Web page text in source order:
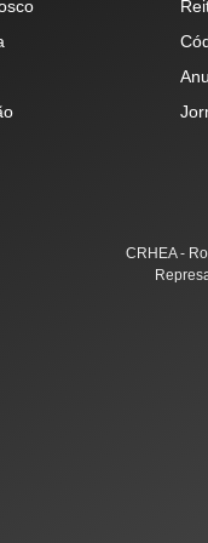
CRHEA -